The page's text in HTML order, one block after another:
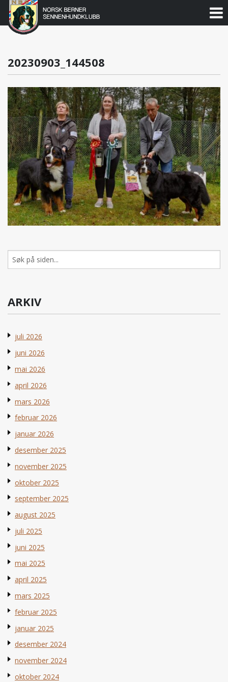
Gå
Norsk
Berner
Sennenhundklubb
20230903_144508
etter:
ARKIV
juli 2026
juni 2026
mai 2026
april 2026
mars 2026
februar 2026
januar 2026
desember 2025
november 2025
oktober 2025
september 2025
august 2025
juli 2025
juni 2025
mai 2025
april 2025
mars 2025
februar 2025
januar 2025
desember 2024
november 2024
oktober 2024